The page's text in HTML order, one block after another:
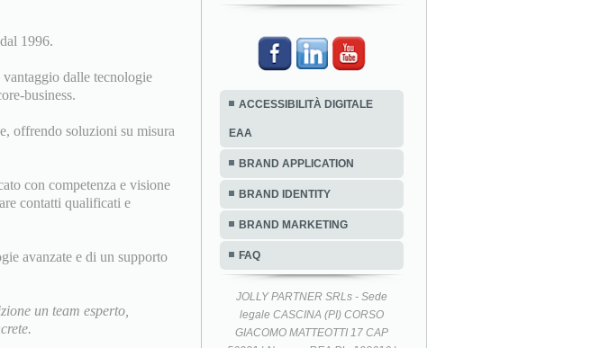
1996.
dalle tecnologie
business.
offrendo soluzioni su misura
con competenza e visione
contatti qualificati e
avanzate e di un supporto
un team esperto,
ACCESSIBILITÀ DIGITALE
EAA
BRAND APPLICATION
BRAND IDENTITY
BRAND MARKETING
FAQ
JOLLY PARTNER SRLs - Sede
legale CASCINA (PI) CORSO
GIACOMO MATTEOTTI 17 CAP